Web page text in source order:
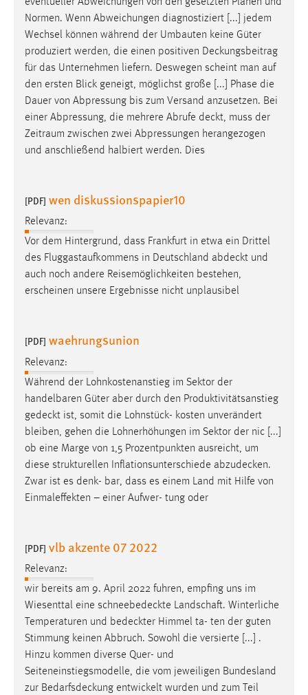
Normen. Wenn Abweichungen diagnostiziert [...] jedem
Wechsel können während der Umbauten keine Güter
produziert werden, die einen positiven Deckungsbeitrag
für das Unternehmen liefern. Deswegen scheint man auf
den ersten Blick geneigt, möglichst große [...] Phase die
Dauer von Abpressung bis zum Versand anzusetzen. Bei
einer Abpressung, die mehrere Abrufe deckt, muss der
Zeitraum zwischen zwei Abpressungen herangezogen
und anschließend halbiert werden. Dies
[PDF] wen diskussionspapier10
Relevanz:
Vor dem Hintergrund, dass Frankfurt in etwa ein Drittel
des Fluggastaufkommens in Deutschland abdeckt und
auch noch andere Reisemöglichkeiten bestehen,
erscheinen unsere Ergebnisse nicht unplausibel
[PDF] waehrungsunion
Relevanz:
Während der Lohnkostenanstieg im Sektor der
handelbaren Güter aber durch den Produktivitätsanstieg
gedeckt ist, somit die Lohnstück- kosten unverändert
bleiben, gehen die Lohnerhöhungen im Sektor der nic [...]
ob eine Marge von 1,5 Prozentpunkten ausreicht, um
diese strukturellen Inflationsunterschiede abzudecken.
Zwar ist es denk- bar, dass es einem Land mit Hilfe von
Einmaleffekten – einer Aufwer- tung oder
[PDF] vlb akzente 07 2022
Relevanz:
wir bereits am 9. April 2022 fuhren, empfing uns im
Wiesenttal eine schneebedeckte Landschaft. Winterliche
Temperaturen und bedeckter Himmel ta- ten der guten
Stimmung keinen Abbruch. Sowohl die versierte [...] .
Hinzu kommen diverse Quer- und
Seiteneinstiegsmodelle, die vom jeweiligen Bundesland
zur Bedarfsdeckung entwickelt wurden und zum Teil